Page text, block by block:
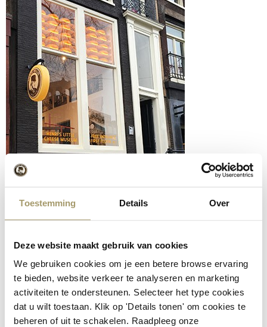
Toestemming Details Over
Deze website maakt gebruik van cookies
We gebruiken cookies om je een betere browse ervaring
te bieden, website verkeer te analyseren en marketing
activiteiten te ondersteunen. Selecteer het type cookies
dat u wilt toestaan. Klik op 'Details tonen' om cookies te
beheren of uit te schakelen. Raadpleeg onze